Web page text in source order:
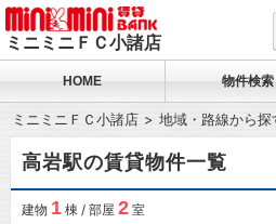
ミニミニＦＣ小諸店
HOME 物件検索
ミニミニＦＣ小諸店 地域・路線から探
高岩駅の賃貸物件一覧
建物 1棟 / 部屋 2室